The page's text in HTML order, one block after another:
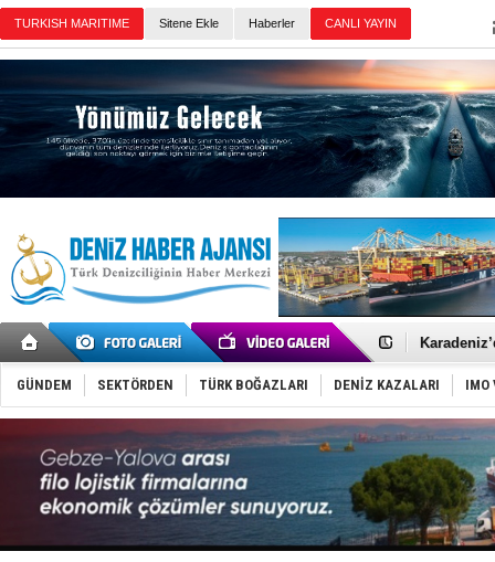
Sitene Ekle Haberler
Yakıt
Tatil
Rusya,
Enejota
Denizcilik
‘14.
Taksi
TÜRKLİM
SOCAR da
GÜNDEM SEKTÖRDEN TÜRK BOĞAZLARI DENİZ KAZALARI IMO